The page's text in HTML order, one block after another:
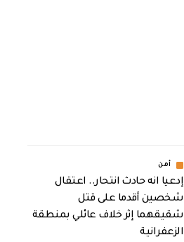
أمن
إدعيا انه حادث انتحار.. اعتقال
شخصين أقدما على قتل
شقيقهما إثر خلاف عائلي بمنطقة
الزعفرانية